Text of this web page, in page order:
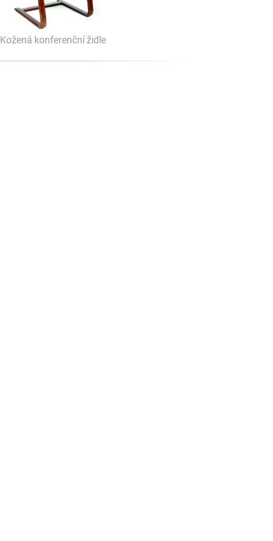
Kožená konferenční židle